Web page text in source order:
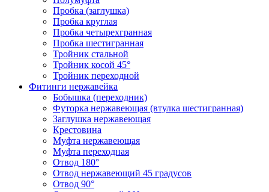
Пробка (заглушка)
Пробка круглая
Пробка четырехгранная
Пробка шестигранная
Тройник стальной
Тройник косой 45°
Тройник переходной
Фитинги нержавейка
Бобышка (переходник)
Футорка нержавеющая (втулка шестигранная)
Заглушка нержавеющая
Крестовина
Муфта нержавеющая
Муфта переходная
Отвод 180°
Отвод нержавеющий 45 градусов
Отвод 90°